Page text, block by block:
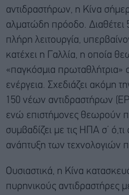
αντιδραστήρων, η Κίνα
αλματώδη πρόοδο. Διαθέτει
πλήρη λειτουργία,
κατέχει η Γαλλία, η οποία
«παγκόσμια πρωταθλήτρια»
ενέργεια. Σχεδιάζει ακόμη
150 νέων αντιδραστήρων
ενώ επιστήμονες θεωρούν
συμβαδίζει με τις ΗΠΑ σ’
ανάπτυξη των τεχνολογιών
Ουσιαστικά, η Κίνα
πυρηνικούς αντιδραστήρες